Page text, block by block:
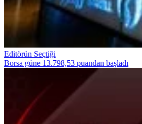
Editörün Seçtiği
Borsa güne 13.798,53 puandan başladı